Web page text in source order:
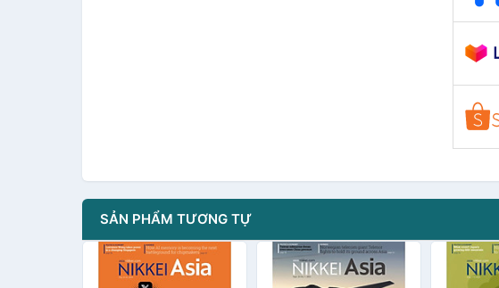
SẢN PHẨM TƯƠNG TỰ